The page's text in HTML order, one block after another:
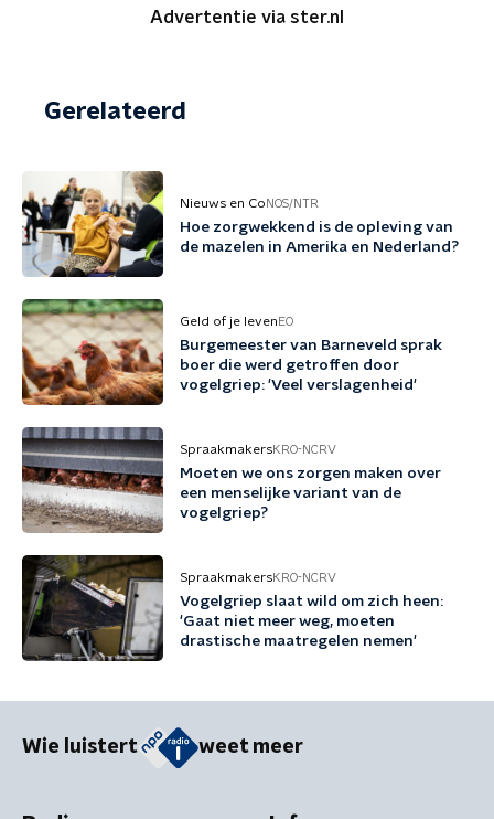
Advertentie via ster.nl
Gerelateerd
Nieuws en Co NOS/NTR
Hoe zorgwekkend is de opleving van
de mazelen in Amerika en Nederland?
Geld of je leven EO
Burgemeester van Barneveld sprak
boer die werd getroffen door
vogelgriep: 'Veel verslagenheid'
SpraakmakersKRO-NCRV
Moeten we ons zorgen maken over
een menselijke variant van de
vogelgriep?
SpraakmakersKRO-NCRV
Vogelgriep slaat wild om zich heen:
'Gaat niet meer weg, moeten
drastische maatregelen nemen'
Wie luistert weet meer